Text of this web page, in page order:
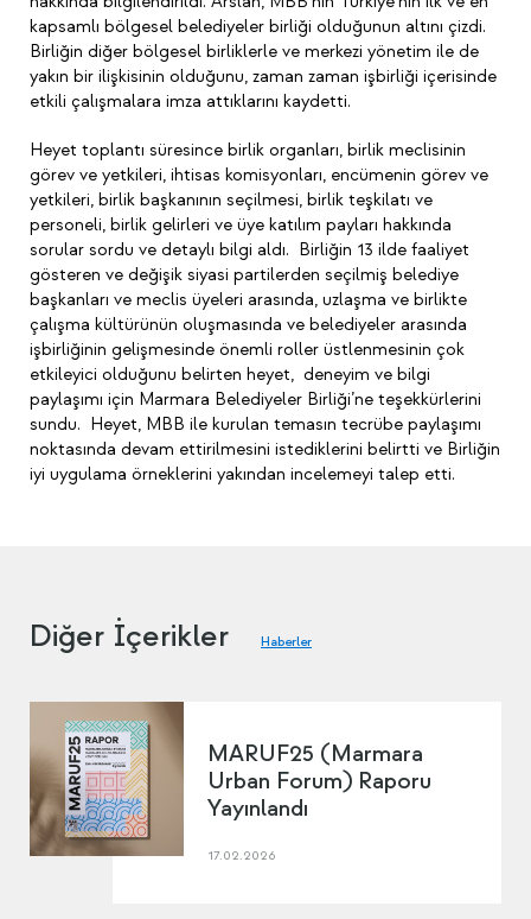
kapsamlı bölgesel belediyeler birliği olduğunun altını çizdi.
Birliğin diğer bölgesel birliklerle ve merkezi yönetim ile de
yakın bir ilişkisinin olduğunu, zaman zaman işbirliği içerisinde
etkili çalışmalara imza attıklarını kaydetti.
Heyet toplantı süresince birlik organları, birlik meclisinin
görev ve yetkileri, ihtisas komisyonları, encümenin görev ve
yetkileri, birlik başkanının seçilmesi, birlik teşkilatı ve
personeli, birlik gelirleri ve üye katılım payları hakkında
sorular sordu ve detaylı bilgi aldı. Birliğin 13 ilde faaliyet
gösteren ve değişik siyasi partilerden seçilmiş belediye
başkanları ve meclis üyeleri arasında, uzlaşma ve birlikte
çalışma kültürünün oluşmasında ve belediyeler arasında
işbirliğinin gelişmesinde önemli roller üstlenmesinin çok
etkileyici olduğunu belirten heyet, deneyim ve bilgi
paylaşımı için Marmara Belediyeler Birliği’ne teşekkürlerini
sundu. Heyet, MBB ile kurulan temasın tecrübe paylaşımı
noktasında devam ettirilmesini istediklerini belirtti ve Birliğin
iyi uygulama örneklerini yakından incelemeyi talep etti.
Diğer İçerikler Haberler
MARUF25 (Marmara
Urban Forum) Raporu
Yayınlandı
17.02.2026